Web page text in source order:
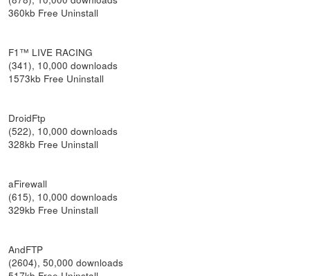
360kb Free Uninstall
F1™ LIVE RACING
(341), 10,000 downloads
1573kb Free Uninstall
DroidFtp
(522), 10,000 downloads
328kb Free Uninstall
aFirewall
(615), 10,000 downloads
329kb Free Uninstall
AndFTP
(2604), 50,000 downloads